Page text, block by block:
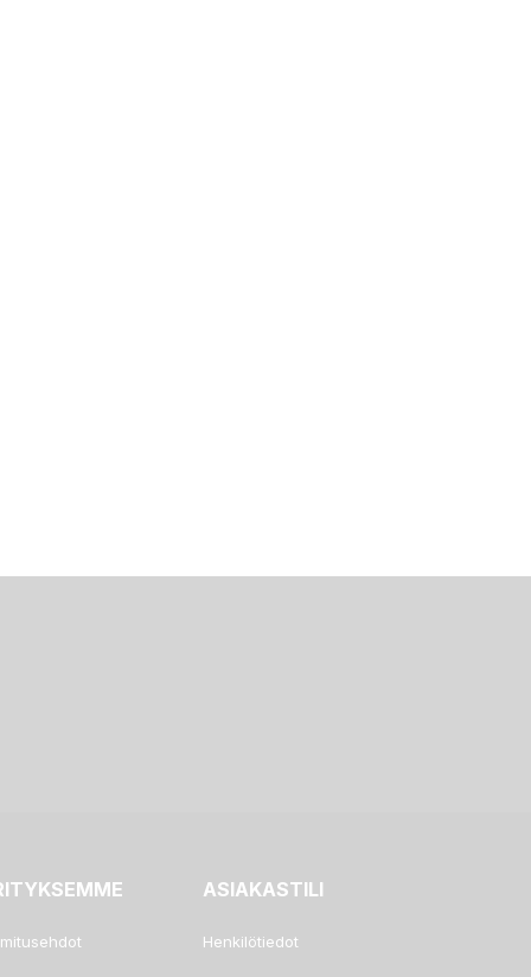
ASIAKASTILI
Henkilötiedot